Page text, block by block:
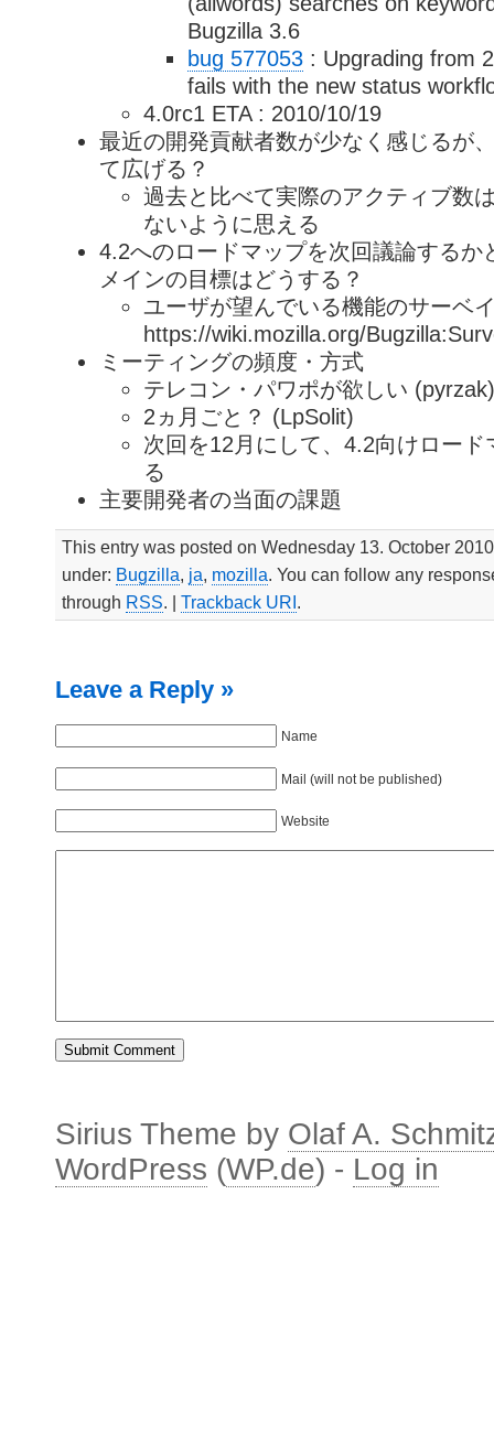
Bugzilla 3.6
bug 577053 : Upgrading from
fails with the new status
4.0rc1 ETA : 2010/10/19
最近の開発貢献者数が少なく感じるが
て広げる？
過去と比べて実際のアクティブ数
ないように思える
4.2へのロードマップを次回議論するか
メインの目標はどうする？
ユーザが望んでいる機能のサーベ
https://wiki.mozilla.org/
ミーティングの頻度・方式
テレコン・パワポが欲しい (pyrzak)
2ヵ月ごと？ (LpSolit)
次回を12月にして、4.2向けロード
る
主要開発者の当面の課題
This entry was posted on Wednesday 13. October
under: Bugzilla, ja, mozilla. You can follow any
through RSS. | Trackback URI .
Leave a Reply »
Name
Mail (will not be published)
Website
Sirius Theme by Olaf A.
WordPress (WP.de) - Log in